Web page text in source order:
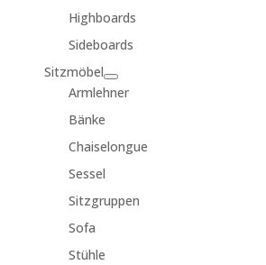
Highboards
Sideboards
Sitzmöbel
Armlehner
Bänke
Chaiselongue
Sessel
Sitzgruppen
Sofa
Stühle